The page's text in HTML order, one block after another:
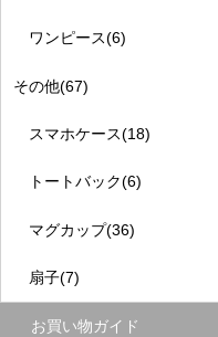
ワンピース(6)
その他(67)
スマホケース(18)
トートバック(6)
マグカップ(36)
扇子(7)
お買い物ガイド